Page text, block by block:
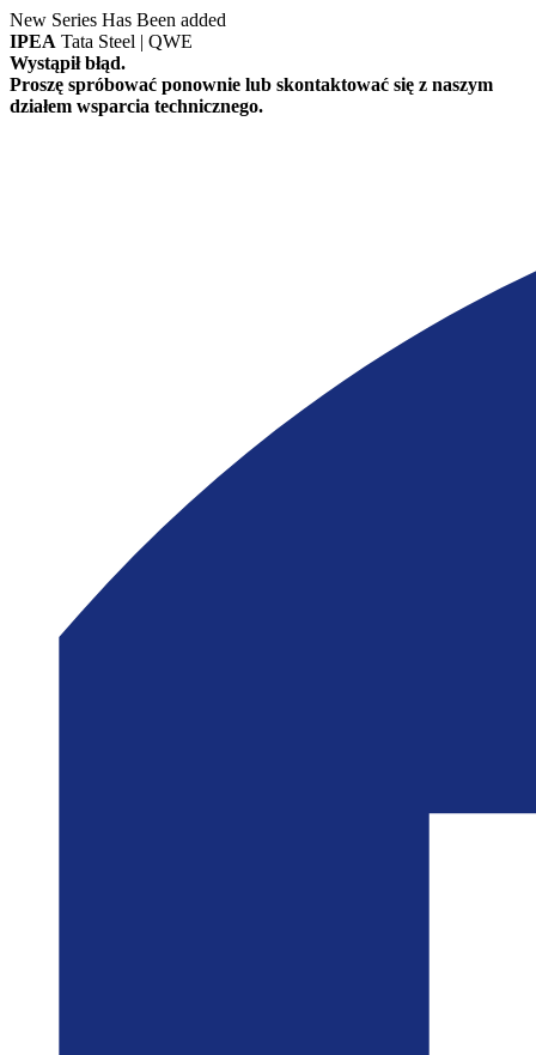
New Series Has Been added
IPEA Tata Steel | QWE
Wystąpił błąd.
Proszę spróbować ponownie lub skontaktować się z naszym
działem wsparcia technicznego.